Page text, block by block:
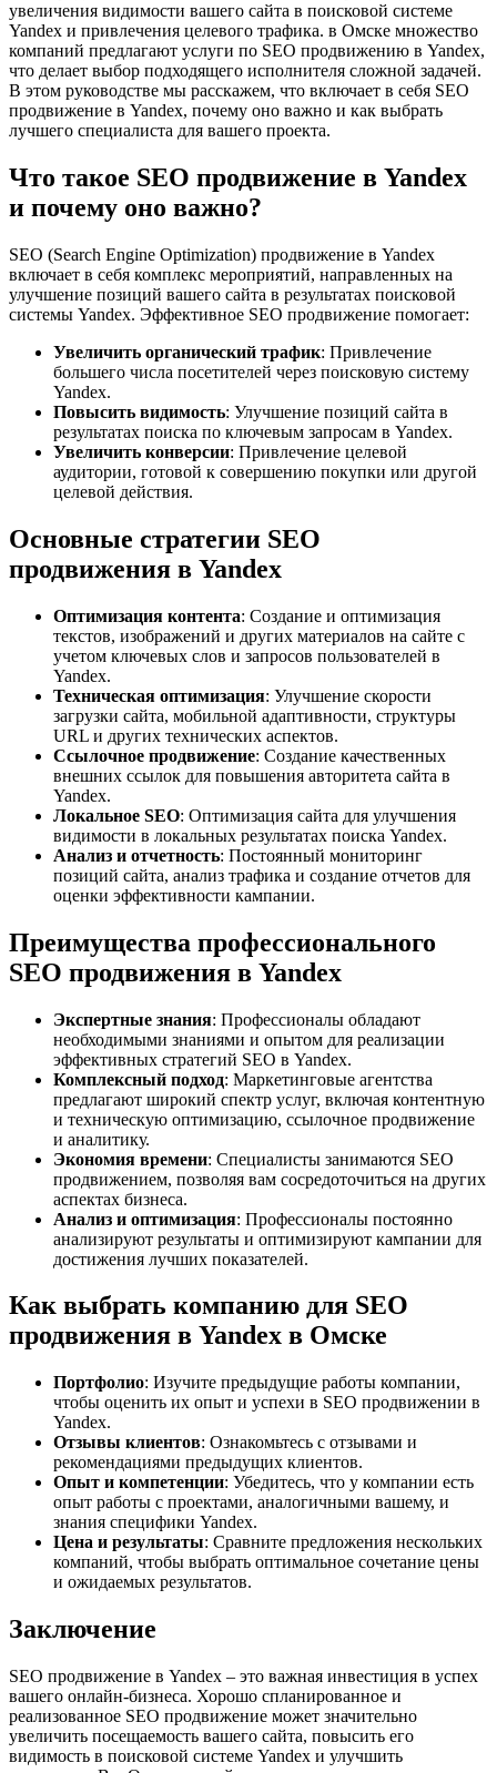
увеличения видимости вашего сайта в поисковой системе
Yandex и привлечения целевого трафика. в Омске множество
компаний предлагают услуги по SEO продвижению в Yandex,
что делает выбор подходящего исполнителя сложной задачей.
В этом руководстве мы расскажем, что включает в себя SEO
продвижение в Yandex, почему оно важно и как выбрать
лучшего специалиста для вашего проекта.
Что такое SEO продвижение в Yandex
и почему оно важно?
SEO (Search Engine Optimization) продвижение в Yandex
включает в себя комплекс мероприятий, направленных на
улучшение позиций вашего сайта в результатах поисковой
системы Yandex. Эффективное SEO продвижение помогает:
Увеличить органический трафик: Привлечение
большего числа посетителей через поисковую систему
Yandex.
Повысить видимость: Улучшение позиций сайта в
результатах поиска по ключевым запросам в Yandex.
Увеличить конверсии: Привлечение целевой
аудитории, готовой к совершению покупки или другой
целевой действия.
Основные стратегии SEO
продвижения в Yandex
Оптимизация контента: Создание и оптимизация
текстов, изображений и других материалов на сайте с
учетом ключевых слов и запросов пользователей в
Yandex.
Техническая оптимизация: Улучшение скорости
загрузки сайта, мобильной адаптивности, структуры
URL и других технических аспектов.
Ссылочное продвижение: Создание качественных
внешних ссылок для повышения авторитета сайта в
Yandex.
Локальное SEO: Оптимизация сайта для улучшения
видимости в локальных результатах поиска Yandex.
Анализ и отчетность: Постоянный мониторинг
позиций сайта, анализ трафика и создание отчетов для
оценки эффективности кампании.
Преимущества профессионального
SEO продвижения в Yandex
Экспертные знания: Профессионалы обладают
необходимыми знаниями и опытом для реализации
эффективных стратегий SEO в Yandex.
Комплексный подход: Маркетинговые агентства
предлагают широкий спектр услуг, включая контентную
и техническую оптимизацию, ссылочное продвижение
и аналитику.
Экономия времени: Специалисты занимаются SEO
продвижением, позволяя вам сосредоточиться на других
аспектах бизнеса.
Анализ и оптимизация: Профессионалы постоянно
анализируют результаты и оптимизируют кампании для
достижения лучших показателей.
Как выбрать компанию для SEO
продвижения в Yandex в Омске
Портфолио: Изучите предыдущие работы компании,
чтобы оценить их опыт и успехи в SEO продвижении в
Yandex.
Отзывы клиентов: Ознакомьтесь с отзывами и
рекомендациями предыдущих клиентов.
Опыт и компетенции: Убедитесь, что у компании есть
опыт работы с проектами, аналогичными вашему, и
знания специфики Yandex.
Цена и результаты: Сравните предложения нескольких
компаний, чтобы выбрать оптимальное сочетание цены
и ожидаемых результатов.
Заключение
SEO продвижение в Yandex – это важная инвестиция в успех
вашего онлайн-бизнеса. Хорошо спланированное и
реализованное SEO продвижение может значительно
увеличить посещаемость вашего сайта, повысить его
видимость в поисковой системе Yandex и улучшить